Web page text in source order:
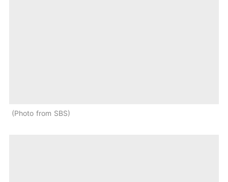
Photo from SBS